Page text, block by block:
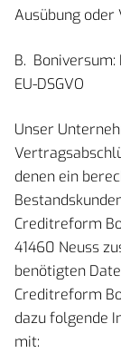
Ausübung oder
B.
EU-DSGVO
Unser
denen ein
Creditreform
41460 Neuss
benötigten
Creditreform
dazu folgende
mit: